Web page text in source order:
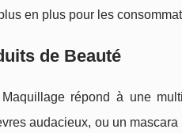
en plus pour les
de Beauté
répond à une
audacieux, ou un